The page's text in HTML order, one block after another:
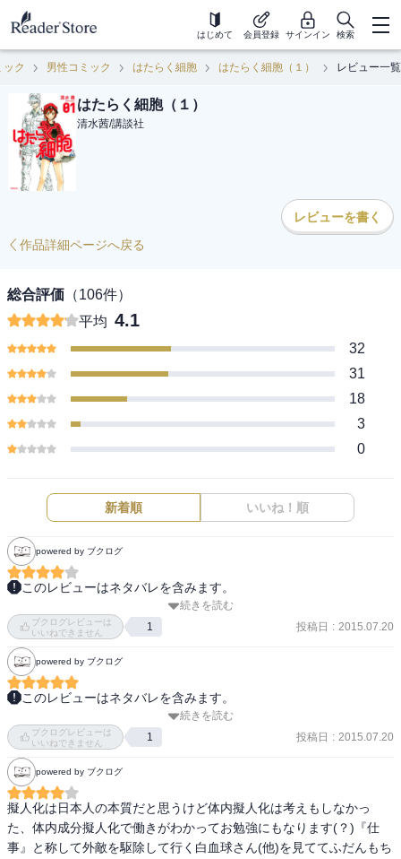
はじめて 会員登録 サインイン 検索
ック 男性コミック はたらく細胞 はたらく細胞（１） レビュー一覧
はたらく細胞（１）
清水茜/講談社
レビューを書く
作品詳細ページへ戻る
総合評価 （106件）
平均 4.1
32
31
18
3
0
新着順 いいね！順
powered by ブクログ
このレビューはネタバレを含みます。
ちゃんとひとつひとつの役割などをわかりやすく説明していて、勉
強にもなりそう。生物が苦手だった自分もスラスラと理解できてし
まうほどに(笑)
キラーＴ細胞とか血小板とか、うまく特徴を捉えて擬人化できてる
なぁと・・・・２巻も買う！
続きを読む
ブクログレビューは
いいねできません
1 投稿日 : 2015.07.20
powered by ブクログ
このレビューはネタバレを含みます。
娘から、読みたい！　とのリクエスト。
人の細胞を擬人化したお話です。
どうやら、赤血球のお姉さんと、白血球のお兄さんが主人公（？）
のようです。
面白く生物のお勉強もできます。
（ただ、お勉強の注釈の字が私には小さすぎて難儀しました）
続きを読む
ブクログレビューは
いいねできません
1 投稿日 : 2015.07.20
powered by ブクログ
擬人化は日本人の本質だと思うけど体内擬人化は考えもしなかっ
た、体内成分擬人化で働きがわかってお勉強にもなります(？)『仕
事』と称して外敵を駆除して行く白血球さん(他)を見ててふだんもち